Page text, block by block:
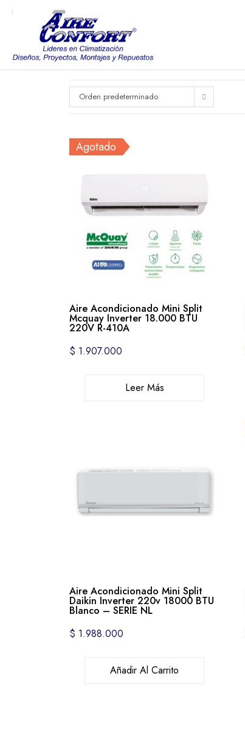
Orden predeterminado
Agotado
Aire Acondicionado Mini Split
Mcquay Inverter 18.000 BTU
220V R-410A
$ 1.907.000
Leer Más
Aire Acondicionado Mini Split
Daikin Inverter 220v 18000 BTU
Blanco – SERIE NL
$ 1.988.000
Añadir Al Carrito